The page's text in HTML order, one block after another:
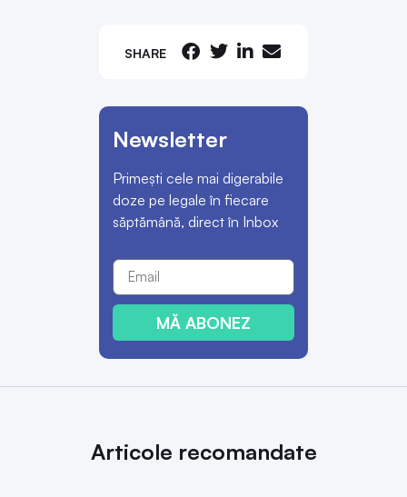
SHARE
Newsletter
Primești cele mai digerabile
doze pe legale în fiecare
săptămână, direct în Inbox
MĂ ABONEZ
Articole recomandate